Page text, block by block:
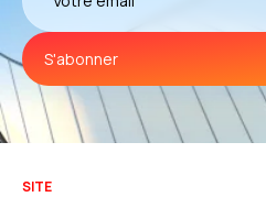
S'abonner
SITE